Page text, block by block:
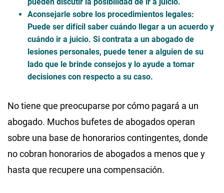
Aconsejarle sobre los procedimientos legales:
Puede ser difícil saber cuándo llegar a un acuerdo y
cuándo ir a juicio. Si contrata a un abogado de
lesiones personales, puede tener a alguien de su
lado que le brinde consejos y lo ayude a tomar
decisiones con respecto a su caso.
No tiene que preocuparse por cómo pagará a un
abogado. Muchos bufetes de abogados operan
sobre una base de honorarios contingentes, donde
no cobran honorarios de abogados a menos que y
hasta que recupere una compensación.